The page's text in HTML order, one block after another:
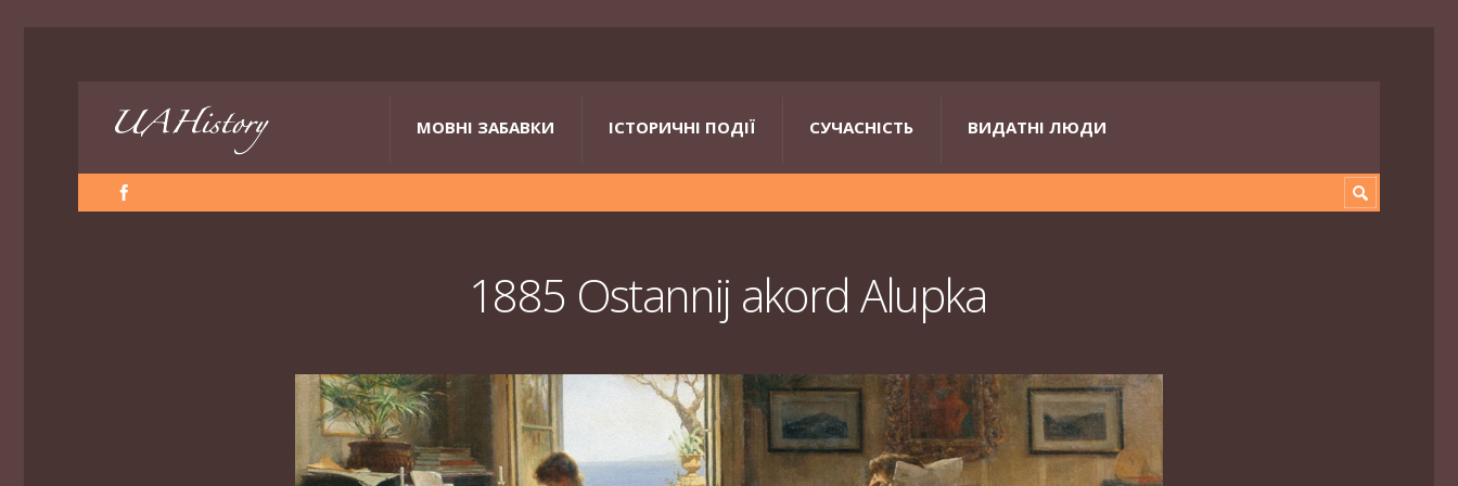
МОВНІ ЗАБАВКИ ІСТОРИЧНІ ПОДІЇ СУЧАСНІСТЬ ВИДАТНІ ЛЮДИ
1885 Ostannij akord Alupka